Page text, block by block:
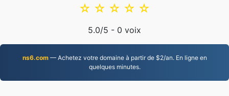
☆
☆
☆
☆
☆
5.0/5 - 0 voix
ns6.com— Achetez votre domaine à partir de $2/an. En ligne en
quelques minutes.